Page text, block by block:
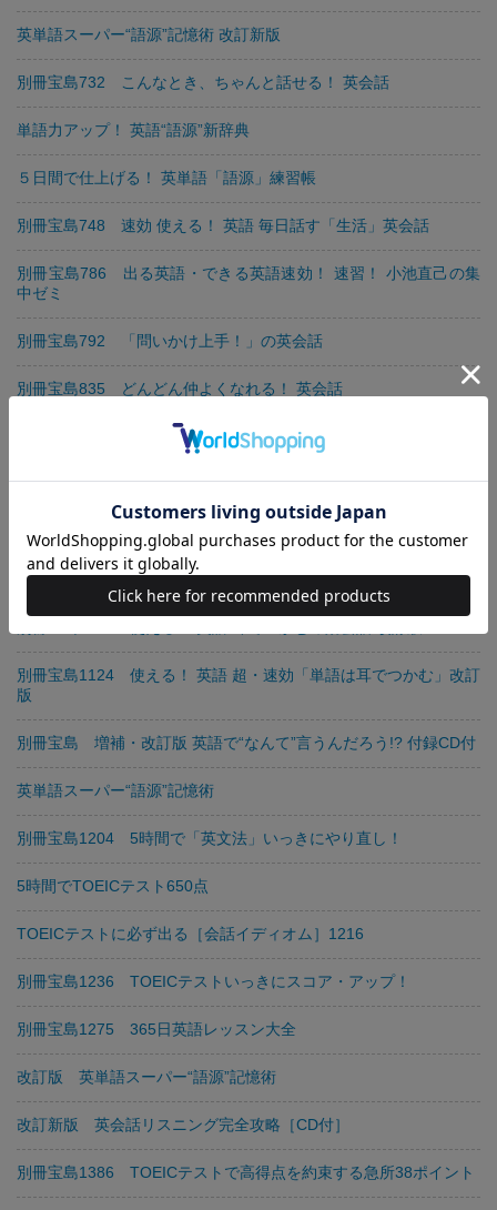
英単語スーパー“語源”記憶術 改訂新版
別冊宝島732 こんなとき、ちゃんと話せる！ 英会話
単語力アップ！ 英語“語源”新辞典
５日間で仕上げる！ 英単語「語源」練習帳
別冊宝島748 速効 使える！ 英語 毎日話す「生活」英会話
別冊宝島786 出る英語・できる英語速効！ 速習！ 小池直己の集
中ゼミ
別冊宝島792 「問いかけ上手！」の英会話
別冊宝島835 どんどん仲よくなれる！ 英会話
別冊宝島855 英会話は80の動詞で話せる！
別冊宝島879 ひとこと英会話CD辞典 充実の付録CD2枚付
別冊宝島917 自分のことが“すべて話せる！”英会話
別冊宝島1079 決定版！ 5時間でTOEICテスト650点
別冊宝島1124 使える！ 英語 超・速効「単語は耳でつかむ」改訂
版
別冊宝島 増補・改訂版 英語で“なんて”言うんだろう!? 付録CD付
英単語スーパー“語源”記憶術
別冊宝島1204 5時間で「英文法」いっきにやり直し！
5時間でTOEICテスト650点
TOEICテストに必ず出る［会話イディオム］1216
別冊宝島1236 TOEICテストいっきにスコア・アップ！
別冊宝島1275 365日英語レッスン大全
改訂版 英単語スーパー“語源”記憶術
改訂新版 英会話リスニング完全攻略［CD付］
別冊宝島1386 TOEICテストで高得点を約束する急所38ポイント